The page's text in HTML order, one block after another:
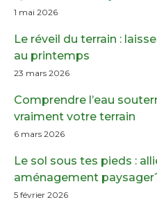
1 mai 2026
Le réveil du terrain :
au printemps
23 mars 2026
Comprendre l’eau
vraiment votre terrain
6 mars 2026
Le sol sous tes pieds :
aménagement
5 février 2026